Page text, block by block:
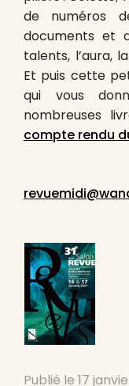
de numéros
documents et
talents, l’aura,
Et puis cette
qui vous
nombreuses
compte rendu
Publié le 17